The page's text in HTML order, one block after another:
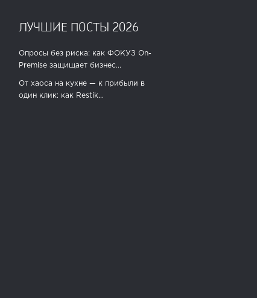
ЛУЧШИЕ ПОСТЫ 2026
Опросы без риска: как ФОКУЗ On-
Premise защищает бизнес...
От хаоса на кухне — к прибыли в
один клик: как Restik...